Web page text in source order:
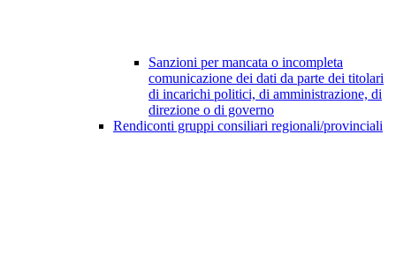
Sanzioni per mancata o incompleta
comunicazione dei dati da parte dei titolari
di incarichi politici, di amministrazione, di
direzione o di governo
Rendiconti gruppi consiliari regionali/provinciali